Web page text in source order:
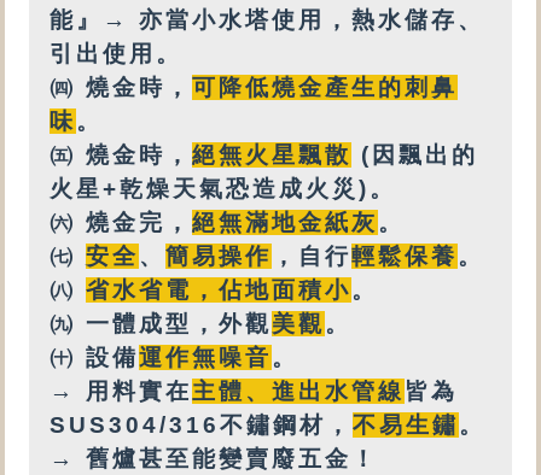
能』→ 亦當小水塔使用， 熱水儲存、
引出使用。
㈣ 燒金時， 可降低燒金產生的刺鼻
味 。
㈤ 燒金時， 絕無火星飄散 (因飄出的
火星+乾燥天氣恐造成火災)。
㈥ 燒金完， 絕無滿地金紙灰 。
㈦ 安全、 簡易操作 ，自行輕鬆保養 。
㈧ 省水省電，佔地面積小。
㈨ 一體成型，外觀美觀。
㈩ 設備運作無噪音 。
→ 用料實在主體、進出水管線 皆為
SUS304/316不鏽鋼材， 不易生鏽 。
→ 舊爐甚至能變賣廢五金！